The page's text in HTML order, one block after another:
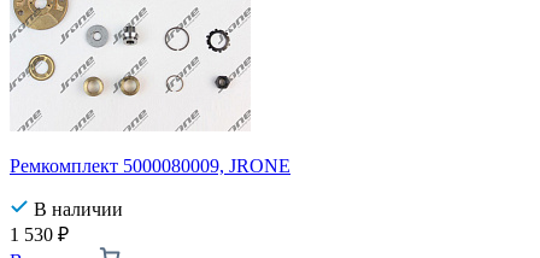
Ремкомплект 5000080009, JRONE
В наличии
1 530 ₽